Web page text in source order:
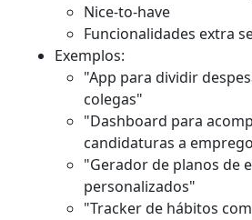
Nice-to-have
Funcionalidades extra
Exemplos:
"App para dividir
colegas"
"Dashboard para
candidaturas a
"Gerador de planos de
personalizados"
"Tracker de hábitos